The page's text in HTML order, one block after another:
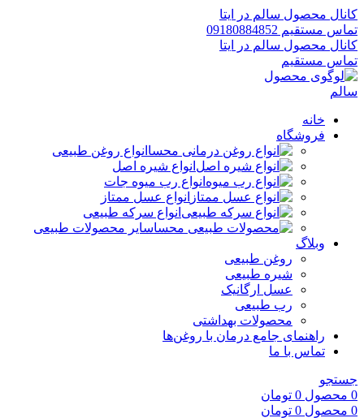
کانال محصول سالم در ایتا
تماس مستقیم 09180884852
کانال محصول سالم در ایتا
تماس مستقیم
خانه
فروشگاه
انواع روغن طبیعی
انواع شیره اصل
انواع رب میوه جات
انواع عسل ممتاز
انواع سرکه طبیعی
سایر محصولات طبیعی
وبلاگ
روغن طبیعی
شیره طبیعی
عسل ارگانیک
رب طبیعی
محصولات بهداشتی
راهنمای جامع درمان با روغن‌ها
تماس با ما
جستجو
0 محصول 0 تومان
0 محصول 0 تومان